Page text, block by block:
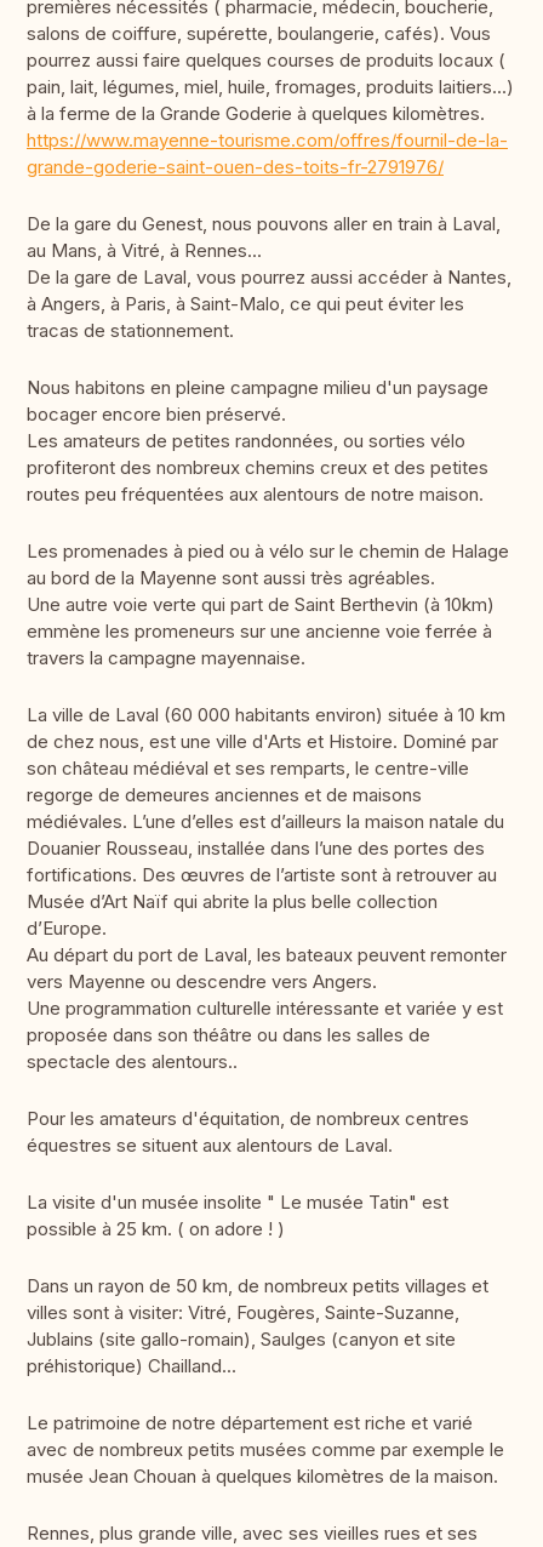
premières nécessités ( pharmacie, médecin, boucherie,
salons de coiffure, supérette, boulangerie, cafés). Vous
pourrez aussi faire quelques courses de produits locaux (
pain, lait, légumes, miel, huile, fromages, produits laitiers...)
à la ferme de la Grande Goderie à quelques kilomètres.
https://www.mayenne-tourisme.com/offres/fournil-de-la-
grande-goderie-saint-ouen-des-toits-fr-2791976/
De la gare du Genest, nous pouvons aller en train à Laval,
au Mans, à Vitré, à Rennes...
De la gare de Laval, vous pourrez aussi accéder à Nantes,
à Angers, à Paris, à Saint-Malo, ce qui peut éviter les
tracas de stationnement.
Nous habitons en pleine campagne milieu d'un paysage
bocager encore bien préservé.
Les amateurs de petites randonnées, ou sorties vélo
profiteront des nombreux chemins creux et des petites
routes peu fréquentées aux alentours de notre maison.
Les promenades à pied ou à vélo sur le chemin de Halage
au bord de la Mayenne sont aussi très agréables.
Une autre voie verte qui part de Saint Berthevin (à 10km)
emmène les promeneurs sur une ancienne voie ferrée à
travers la campagne mayennaise.
La ville de Laval (60 000 habitants environ) située à 10 km
de chez nous, est une ville d'Arts et Histoire. Dominé par
son château médiéval et ses remparts, le centre-ville
regorge de demeures anciennes et de maisons
médiévales. L’une d’elles est d’ailleurs la maison natale du
Douanier Rousseau, installée dans l’une des portes des
fortifications. Des œuvres de l’artiste sont à retrouver au
Musée d’Art Naïf qui abrite la plus belle collection
d’Europe.
Au départ du port de Laval, les bateaux peuvent remonter
vers Mayenne ou descendre vers Angers.
Une programmation culturelle intéressante et variée y est
proposée dans son théâtre ou dans les salles de
spectacle des alentours..
Pour les amateurs d'équitation, de nombreux centres
équestres se situent aux alentours de Laval.
La visite d'un musée insolite " Le musée Tatin" est
possible à 25 km. ( on adore ! )
Dans un rayon de 50 km, de nombreux petits villages et
villes sont à visiter: Vitré, Fougères, Sainte-Suzanne,
Jublains (site gallo-romain), Saulges (canyon et site
préhistorique) Chailland...
Le patrimoine de notre département est riche et varié
avec de nombreux petits musées comme par exemple le
musée Jean Chouan à quelques kilomètres de la maison.
Rennes, plus grande ville, avec ses vieilles rues et ses